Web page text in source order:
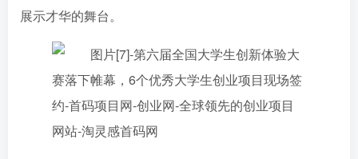
展示才华的舞台。